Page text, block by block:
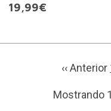
19,99€
‹‹ Anterior
Mostrando